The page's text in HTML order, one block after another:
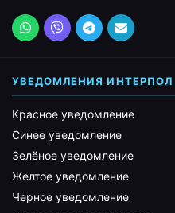
УВЕДОМЛЕНИЯ ИНТЕРПОЛ
Красное уведомление
Синее уведомление
Зелёное уведомление
Желтое уведомление
Черное уведомление